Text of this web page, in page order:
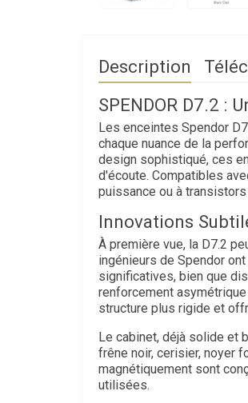
Description
SPENDOR D7.2 :
Les enceintes Spendor
chaque nuance de la
design sophistiqué, ces
d'écoute. Compatibles
puissance ou à
Innovations
À première vue, la D7.2
ingénieurs de Spendor
significatives, bien que
renforcement
structure plus rigide et
Le cabinet, déjà solide et
frêne noir, cerisier, noyer
magnétiquement sont
utilisées.